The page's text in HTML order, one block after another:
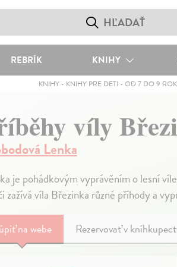
REBRÍK KNIHY
KNIHY - KNIHY PRE DETI -OD 7 DO 9
víly
Lenka
je pohádkovým vyprávěním o lesní
zažívá víla Březinka různé příhody a
na webe Rezervovať v